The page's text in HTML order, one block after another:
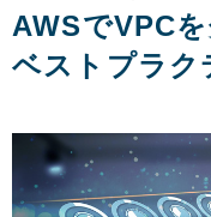
AWSでVPC
ベストプラク